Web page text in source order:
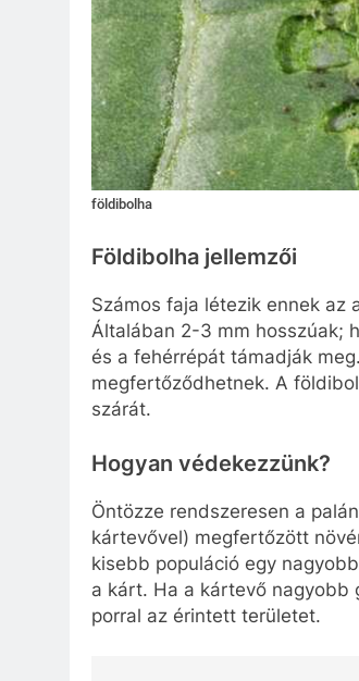
földibolha
Földibolha jellemzői
Számos faja létezik ennek az
Általában 2-3 mm hosszúak;
és a fehérrépát támadják
megfertőződhetnek. A
szárát.
Hogyan védekezzünk?
Öntözze rendszeresen a
kártevővel) megfertőzött
kisebb populáció egy
a kárt. Ha a kártevő nagyobb
porral az érintett területet.